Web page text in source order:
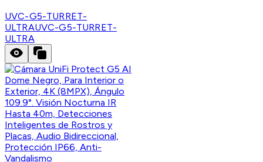
UVC-G5-TURRET-
ULTRAUVC-G5-TURRET-
ULTRA